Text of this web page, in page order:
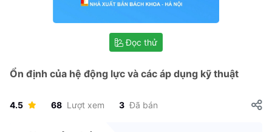
Đọc thử
Ổn định của hệ động lực và các áp dụng kỹ thuật
4.5 68 Lượt xem 3 Đã bán